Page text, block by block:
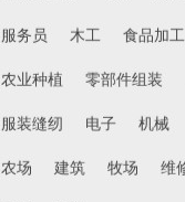
服务员 木工 食品加工
农业种植 零部件组装
服装缝纫 电子 机械
农场 建筑 牧场 维